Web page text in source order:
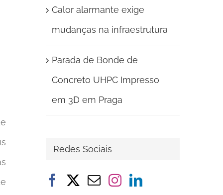
Calor alarmante exige
mudanças na infraestrutura
Parada de Bonde de
Concreto UHPC Impresso
em 3D em Praga
Redes Sociais